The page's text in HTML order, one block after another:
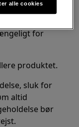
for
produktet.
sluk for
altid
bør
alle cookies